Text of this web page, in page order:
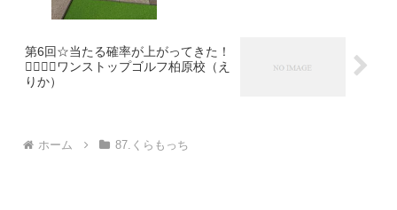
第6回☆当たる確率が上がってきた！
🏌🏻‍♀️⛳ワンストップゴルフ柏原校（え
りか）
ホーム 87.くらもっち